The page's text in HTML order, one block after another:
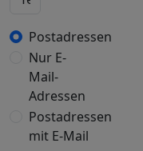
Postadressen
Nur E-
Mail-
Adressen
Postadressen
mit E-Mail